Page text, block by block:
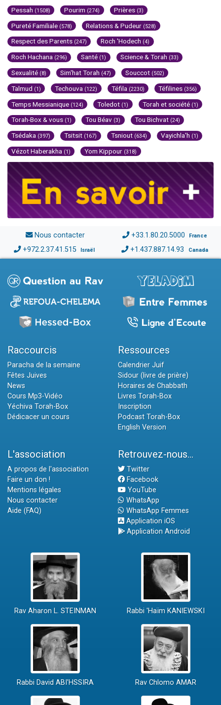
Pessah (1508) Pourim (274) Prières (3)
Pureté Familiale (578) Relations & Pudeur (528)
Respect des Parents (247) Roch 'Hodech (4)
Roch Hachana (296) Santé (1) Science & Torah (33)
Sexualité (8) Sim'hat Torah (47) Souccot (502)
Talmud (1) Techouva (122) Téfila (2230) Téfilines (356)
Temps Messianique (124) Toledot (1) Torah et société (1)
Torah-Box & vous (1) Tou Béav (3) Tou Bichvat (24)
Tsédaka (397) Tsitsit (167) Tsniout (634) Vayichla'h (1)
Vézot Haberakha (1) Yom Kippour (318)
Nous contacter +33.1.80.20.5000 France
+972.2.37.41.515 Israël +1.437.887.14.93 Canada
Raccourcis
Paracha de la semaine
Fêtes Juives
News
Cours Mp3-Vidéo
Yéchiva Torah-Box
Dédicacer un cours
Ressources
Calendrier Juif
Sidour (livre de prière)
Horaires de Chabbath
Livres Torah-Box
Inscription
Podcast Torah-Box
English Version
L'association
A propos de l'association
Faire un don !
Mentions légales
Nous contacter
Aide (FAQ)
Retrouvez-nous...
Twitter
Facebook
YouTube
WhatsApp
WhatsApp Femmes
Application iOS
Application Android
Rav Aharon L. STEINMAN Rabbi 'Haïm KANIEWSKI
Rabbi David ABI'HSSIRA Rav Chlomo AMAR